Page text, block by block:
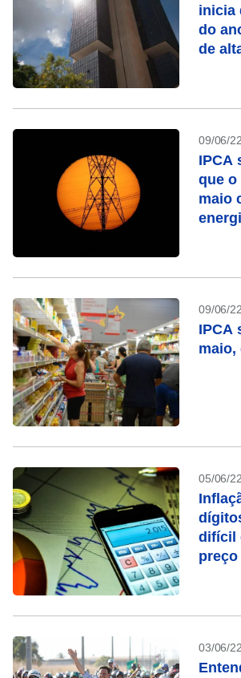
inicia
do
de
09/06/
IPCA
que o
maio
09/06/
IPCA
maio,
05/06/
difícil
preço
03/06/